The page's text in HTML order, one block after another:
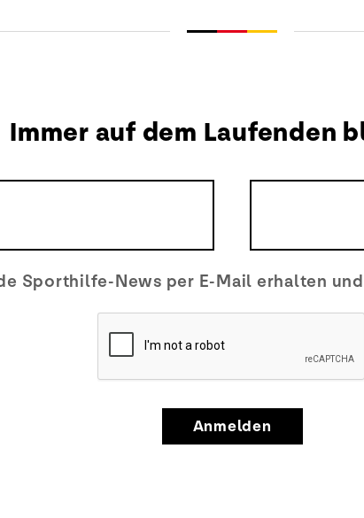
Immer auf dem Laufenden
Sporthilfe-News per E-Mail erhalten
Anmelden